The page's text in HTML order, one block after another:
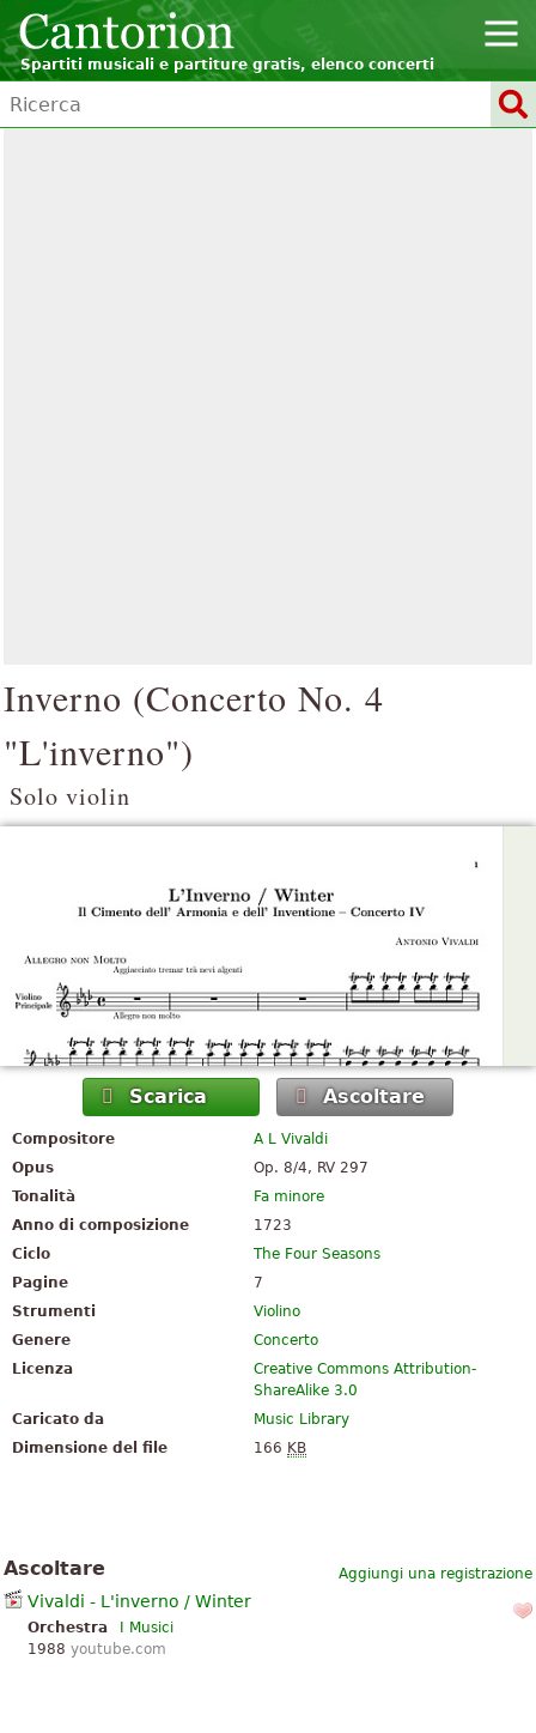
Spartiti musicali e partiture gratis, elenco concerti
Inverno (Concerto No. 4
"L'inverno")
Solo violin
Scarica Ascoltare
Compositore
A L Vivaldi
Opus
Op. 8/4, RV 297
Tonalità
Fa minore
Anno di composizione
1723
Ciclo
The Four Seasons
Pagine
7
Strumenti
Violino
Genere
Concerto
Licenza
Creative Commons Attribution-
ShareAlike 3.0
Caricato da
Music Library
Dimensione del file
166 KB
Aggiungi una registrazione
Ascoltare
Vivaldi - L'inverno / Winter
Orchestra
I Musici
1988 youtube.com